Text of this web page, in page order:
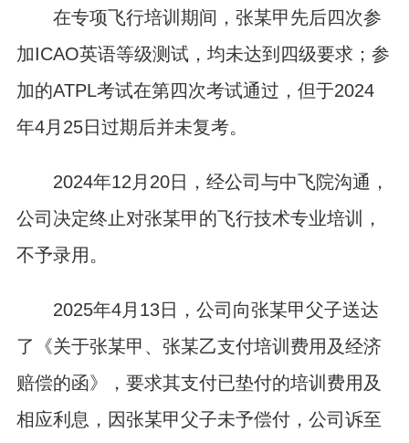
在专项飞行培训期间，张某甲先后四次参
加ICAO英语等级测试，均未达到四级要求；参
加的ATPL考试在第四次考试通过，但于2024
年4月25日过期后并未复考。
2024年12月20日，经公司与中飞院沟通，
公司决定终止对张某甲的飞行技术专业培训，
不予录用。
2025年4月13日，公司向张某甲父子送达
了《关于张某甲、张某乙支付培训费用及经济
赔偿的函》，要求其支付已垫付的培训费用及
相应利息，因张某甲父子未予偿付，公司诉至